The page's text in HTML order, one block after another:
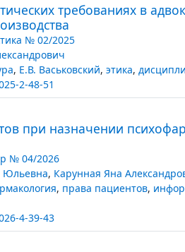
требованиях в
№ 02/2025
, Е.В. Васьковский, этика,
2-48-51
при назначении
№ 04/2026
Юльевна, Карунная Яна
, права пациентов,
4-39-43